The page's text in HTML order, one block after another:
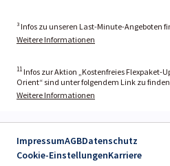
³ Infos zu unseren Last-Minute-Angeboten
Weitere Informationen
11 Infos zur Aktion „Kostenfreies Flexpaket-
Orient“ sind unter folgendem Link zu
Weitere Informationen
ImpressumAGBDatenschutz
Cookie-EinstellungenKarriere